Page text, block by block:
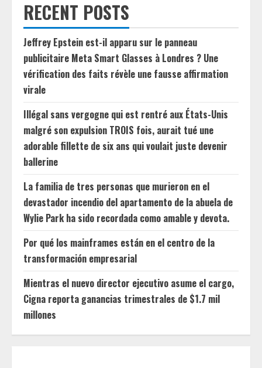
RECENT POSTS
Jeffrey Epstein est-il apparu sur le panneau
publicitaire Meta Smart Glasses à Londres ? Une
vérification des faits révèle une fausse affirmation
virale
Illégal sans vergogne qui est rentré aux États-Unis
malgré son expulsion TROIS fois, aurait tué une
adorable fillette de six ans qui voulait juste devenir
ballerine
La familia de tres personas que murieron en el
devastador incendio del apartamento de la abuela de
Wylie Park ha sido recordada como amable y devota.
Por qué los mainframes están en el centro de la
transformación empresarial
Mientras el nuevo director ejecutivo asume el cargo,
Cigna reporta ganancias trimestrales de $1.7 mil
millones